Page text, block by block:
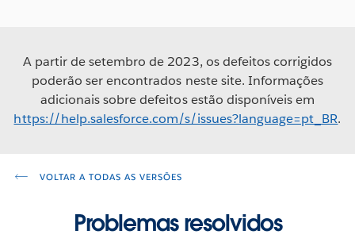
A partir de setembro de 2023, os defeitos corrigidos
poderão ser encontrados neste site. Informações
adicionais sobre defeitos estão disponíveis em
https://help.salesforce.com/s/issues?language=pt_BR.
VOLTAR A TODAS AS VERSÕES
Problemas resolvidos